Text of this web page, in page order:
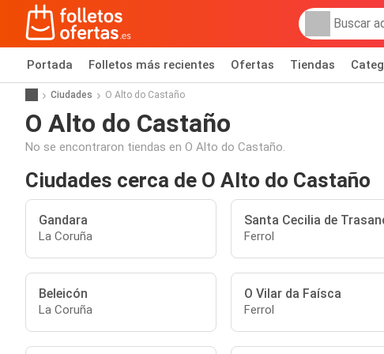
Portada Folletos más recientes Ofertas Tiendas
Ciudades O Alto do Castaño
O Alto do Castaño
No se encontraron tiendas en O Alto do Castaño.
Ciudades cerca de O Alto do Castaño
Gandara
La Coruña
Santa Cecilia de
Ferrol
Beleicón
La Coruña
O Vilar da Faísca
Ferrol